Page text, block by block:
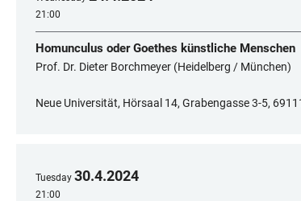
21:00
Homunculus oder Goethes künstliche Menschen
Prof. Dr. Dieter Borchmeyer (Heidelberg / München)
Neue Universität, Hörsaal 14, Grabengasse 3-5,
Tuesday 30.4.2024
21:00